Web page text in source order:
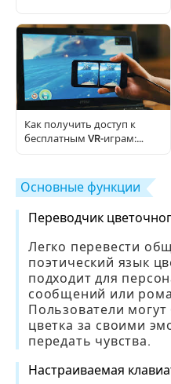
Как получить доступ к
бесплатным VR-играм:
Основные функции
Переводчик
Легко перевести
поэтический язык
подходит для
сообщений или
Пользователи
цветка за своими
передать чувства.
Настраиваемая